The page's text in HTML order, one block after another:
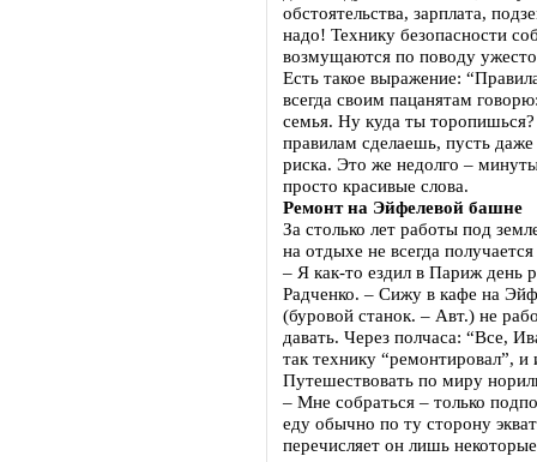
обстоятельства, зарплата,
надо! Технику безопасности
возмущаются по поводу
Есть такое выражение:
всегда своим пацанятам
семья. Ну куда ты
правилам сделаешь, пусть
риска. Это же недолго –
просто красивые слова.
Ремонт на Эйфелевой башне
За столько лет работы под
на отдыхе не всегда
– Я как-то ездил в Париж день
Радченко. – Сижу в кафе на
(буровой станок. – Авт.) не
давать. Через полчаса: “Все,
так технику “ремонтировал”,
Путешествовать по миру
– Мне собраться – только
еду обычно по ту сторону
перечисляет он лишь